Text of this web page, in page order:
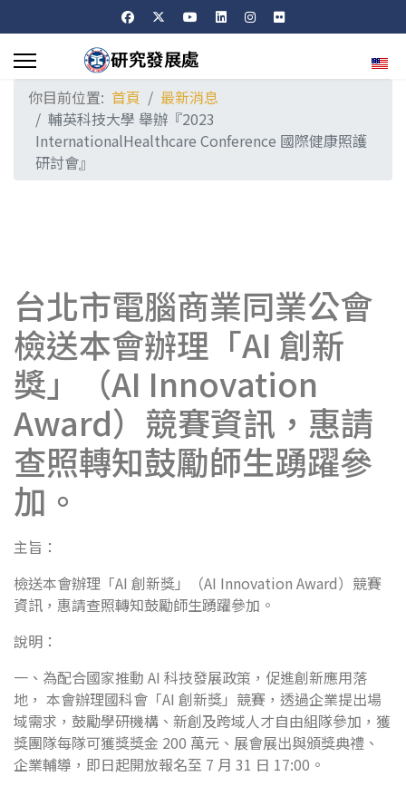
選擇
你目前位置: 首頁
最新消息
輔英科技大學 舉辦『2023
InternationalHealthcare Conference 國際健康照護
研討會』
台北市電腦商業同業公會
檢送本會辦理「AI 創新
獎」（AI Innovation
Award）競賽資訊，惠請
查照轉知鼓勵師生踴躍參
加。
主旨：
檢送本會辦理「AI 創新獎」（AI Innovation Award）競賽
資訊，惠請查照轉知鼓勵師生踴躍參加。
說明：
一、為配合國家推動 AI 科技發展政策，促進創新應用落
地， 本會辦理國科會「AI 創新獎」競賽，透過企業提出場
域需求，鼓勵學研機構、新創及跨域人才自由組隊參加，獲
獎團隊每隊可獲獎獎金 200 萬元、展會展出與頒獎典禮、
企業輔導，即日起開放報名至 7 月 31 日 17:00。